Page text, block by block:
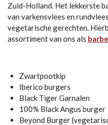
Zuid-Holland. Het lekkerste
van varkensvlees en
vegetarische gerechten.
assortiment van ons als
Zwartpootkip
Iberico burgers
Black Tiger Garnalen
100% Black Angus burger
Beyond Burger